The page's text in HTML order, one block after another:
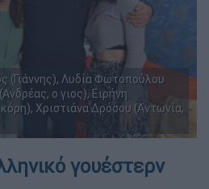
(Γιάννης), Λυδία Φωτοπούλου
ο γιος), Ειρήνη
Χριστιάνα Δρόσου (Αντωνία,
γουέστερν